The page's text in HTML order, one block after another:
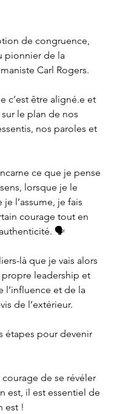
de congruence,
pionnier de la
Carl Rogers.
c’est être aligné.e et
le plan de nos
nos paroles et
ce que je pense
lorsque je le
l’assume, je fais
courage tout en
🗣
là que je vais alors
leadership et
l’influence et de la
de l’extérieur.
étapes pour devenir
courage de se révéler
est, il est essentiel de
est !